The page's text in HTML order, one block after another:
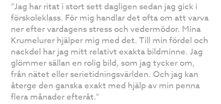
”Jag har ritat i stort sett dagligen sedan jag gick i
förskoleklass. För mig handlar det ofta om att varva
ner efter vardagens stress och vedermödor. Mina
Krumelurer hjälper mig med det. Till min fördel och
nackdel har jag mitt relativt exakta bildminne. Jag
glömmer sällan en rolig bild, som jag tycker om,
från nätet eller serietidningsvärlden. Och jag kan
återge den ganska exakt med hjälp av min penna
flera månader efteråt.”